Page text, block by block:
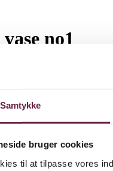
Samtykke
bruger cookies
til at tilpasse vores
no1